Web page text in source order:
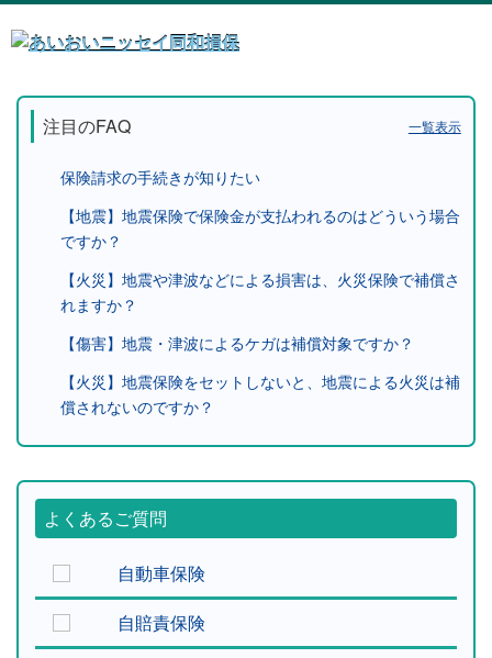
注目のFAQ 一覧表示
保険請求の手続きが知りたい
【地震】地震保険で保険金が支払われるのはどういう場合
ですか？
【火災】地震や津波などによる損害は、火災保険で補償さ
れますか？
【傷害】地震・津波によるケガは補償対象ですか？
【火災】地震保険をセットしないと、地震による火災は補
償されないのですか？
よくあるご質問
自動車保険
自賠責保険